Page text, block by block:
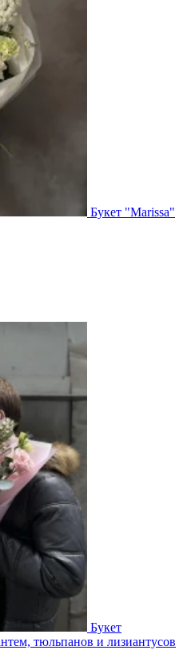
Букет "Marissa"
Букет
тюльпанов и лизиантусов